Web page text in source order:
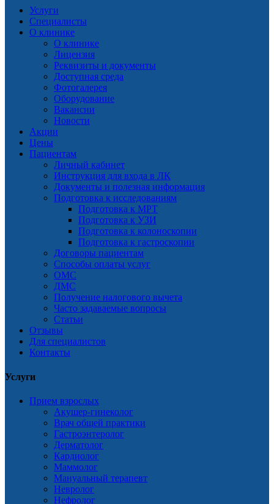
Услуги
Специалисты
О клинике
О клинике
Лицензия
Реквизиты и документы
Доступная среда
Фотогалерея
Оборудование
Вакансии
Новости
Акции
Цены
Пациентам
Личный кабинет
Инструкция для входа в ЛК
Документы и полезная информация
Подготовка к исследованиям
Подготовка к МРТ
Подготовка к УЗИ
Подготовка к колоноскопии
Подготовка к гастроскопии
Договоры пациентам
Способы оплаты услуг
ОМС
ДМС
Получение налогового вычета
Часто задаваемые вопросы
Статьи
Отзывы
Для специалистов
Контакты
Услуги
Прием взрослых
Акушер-гинеколог
Врач общей практики
Гастроэнтеролог
Дерматолог
Кардиолог
Маммолог
Мануальный терапевт
Невролог
Нефролог